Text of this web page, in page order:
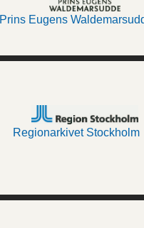
Prins Eugens
Regionarkivet Stockholm